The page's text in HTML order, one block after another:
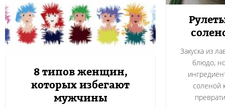
Закуска из
блюдо,
соленой
8 типов женщин,
которых избегают
мужчины